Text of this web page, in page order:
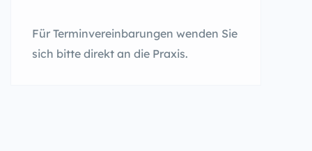
Für Terminvereinbarungen wenden Sie
sich bitte direkt an die Praxis.